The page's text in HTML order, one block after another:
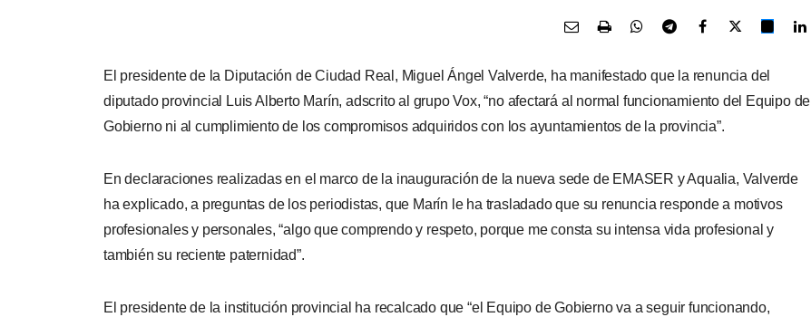
El presidente de la Diputación de Ciudad Real, Miguel Ángel Valverde, ha manifestado que la renuncia del
diputado provincial Luis Alberto Marín,adscrito al grupo Vox, “no afectará al normal funcionamiento del Equipo de
Gobierno ni al cumplimiento de los compromisos adquiridos con los ayuntamientos de la provincia”.
En declaraciones realizadas en el marco de la inauguración de la nueva sede de EMASER y Aqualia, Valverde
ha explicado,a preguntas de los periodistas, que Marín le ha trasladado que su renuncia responde a motivos
profesionales y personales, “algo que comprendo y respeto, porque me consta su intensa vida profesional y
también su reciente paternidad”.
El presidente de la institución provincial ha recalcado que “el Equipo de Gobierno va a seguir funcionando,